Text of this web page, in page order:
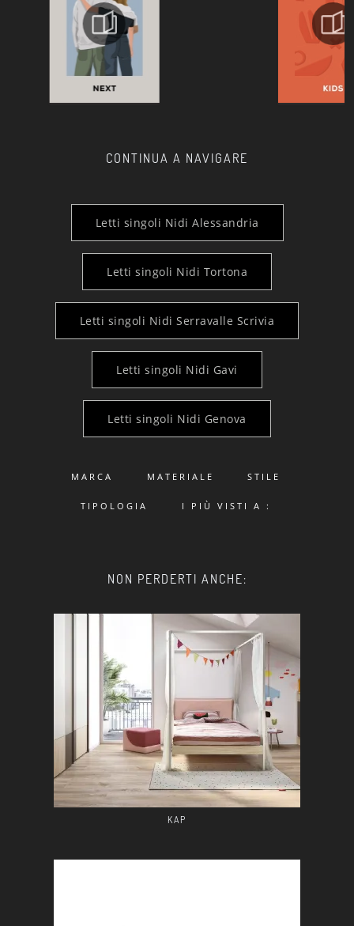
CONTINUA A NAVIGARE
Letti singoli Nidi Alessandria
Letti singoli Nidi Tortona
Letti singoli Nidi Serravalle Scrivia
Letti singoli Nidi Gavi
Letti singoli Nidi Genova
MARCA MATERIALE STILE
TIPOLOGIA I PIÙ VISTI A :
NON PERDERTI ANCHE:
KAP